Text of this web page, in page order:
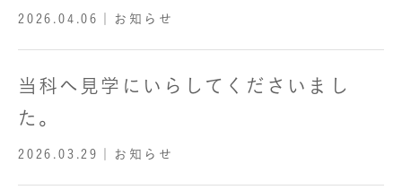
2026.04.06 ｜お知らせ
当科へ見学にいらしてくださいまし
た。
2026.03.29 ｜お知らせ